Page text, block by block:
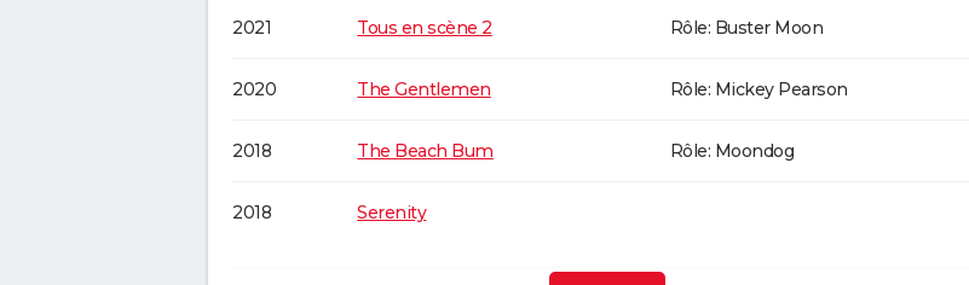
2021 Tous en scène 2 Rôle: Buster Moon
2020 The Gentlemen Rôle: Mickey Pearson
2018 The Beach Bum Rôle: Moondog
2018 Serenity